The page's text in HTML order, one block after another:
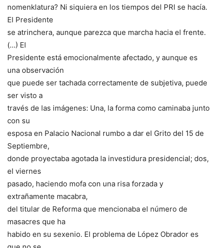
nomenklatura? Ni siquiera en los tiempos del PRI se hacía.
El Presidente
se atrinchera, aunque parezca que marcha hacia el frente.
(…) El
Presidente está emocionalmente afectado, y aunque es
una observación
que puede ser tachada correctamente de subjetiva, puede
ser visto a
través de las imágenes: Una, la forma como caminaba junto
con su
esposa en Palacio Nacional rumbo a dar el Grito del 15 de
Septiembre,
donde proyectaba agotada la investidura presidencial; dos,
el viernes
pasado, haciendo mofa con una risa forzada y
extrañamente macabra,
del titular de Reforma que mencionaba el número de
masacres que ha
habido en su sexenio. El problema de López Obrador es